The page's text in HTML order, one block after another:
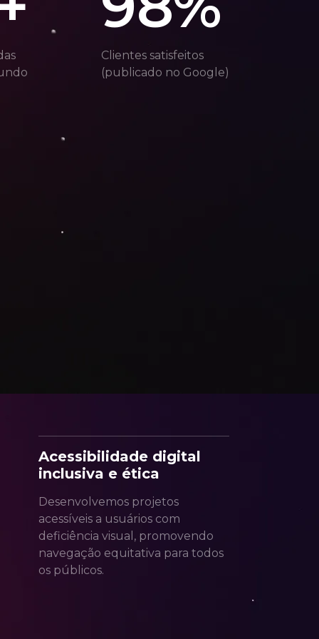
Clientes satisfeitos
(publicado no Google)
Acessibilidade digital
inclusiva e ética
Desenvolvemos projetos
acessíveis a usuários com
deficiência visual, promovendo
navegação equitativa para todos
os públicos.